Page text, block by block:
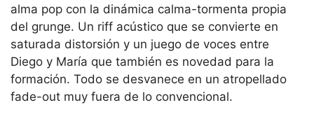
alma pop con la dinámica calma-tormenta propia
del grunge. Un riff acústico que se convierte en
saturada distorsión y un juego de voces entre
Diego y María que también es novedad para la
formación. Todo se desvanece en un atropellado
fade-out muy fuera de lo convencional.